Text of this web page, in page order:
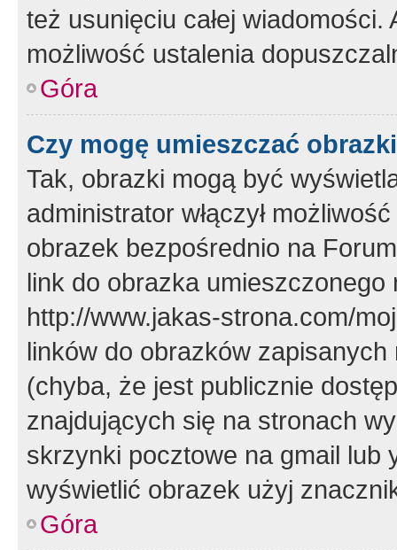
też usunięciu całej
możliwość ustalenia
Góra
Czy mogę umieszczać
Tak, obrazki mogą być
administrator włączył
obrazek bezpośrednio na
link do obrazka
http://www.jakas-strona.com/
linków do obrazków
(chyba, że jest publicznie
znajdujących się na stronach
skrzynki pocztowe na gmail lub
wyświetlić obrazek użyj
Góra